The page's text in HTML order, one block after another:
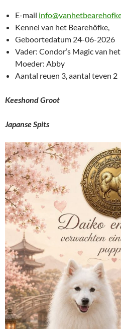
E-mail
Kennel van het Bearehöfke,
Geboortedatum 24-06-2026
Vader: Condor’s Magic van
Moeder: Abby
Aantal reuen 3, aantal teven 2
Keeshond Groot
Japanse Spits